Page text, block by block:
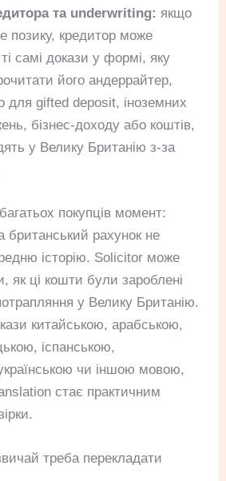
та underwriting: якщо
позику, кредитор може
ті самі докази у формі, яку
його андеррайтер,
для gifted deposit, іноземних
бізнес-доходу або коштів,
у Велику Британію з-за
покупців момент:
британський рахунок не
історію. Solicitor може
як ці кошти були зароблені
у Велику Британію.
китайською, арабською,
іспанською,
чи іншою мовою,
стає практичним
треба перекладати